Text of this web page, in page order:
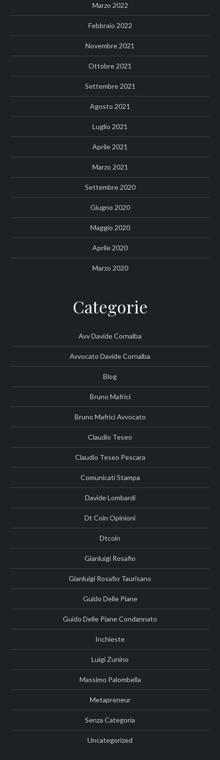
Marzo 2022
Febbraio 2022
Novembre 2021
Ottobre 2021
Settembre 2021
Agosto 2021
Luglio 2021
Aprile 2021
Marzo 2021
Settembre 2020
Giugno 2020
Maggio 2020
Aprile 2020
Marzo 2020
Categorie
Avv Davide Cornalba
Avvocato Davide Cornalba
Blog
Bruno Mafrici
Bruno Mafrici Avvocato
Claudio Teseo
Claudio Teseo Pescara
Comunicati Stampa
Davide Lombardi
Dt Coin Opinioni
Dtcoin
Gianluigi Rosafio
Gianluigi Rosafio Taurisano
Guido Delle Piane
Guido Delle Piane Condannato
Inchieste
Luigi Zunino
Massimo Palombella
Metapreneur
Senza Categoria
Uncategorized